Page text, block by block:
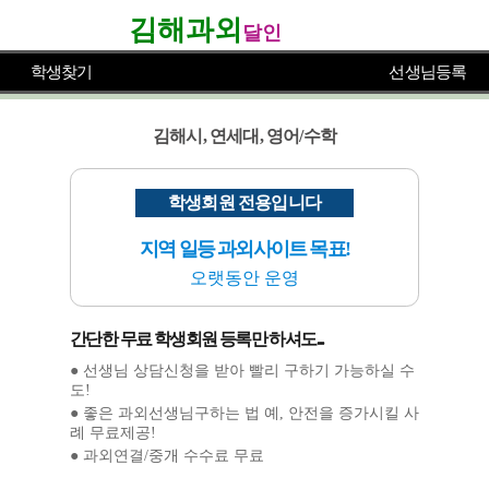
김해과외 달인
학생찾기 선생님등록
김해시, 연세대, 영어/수학
학생회원 전용입니다
지역 일등 과외사이트 목표!
오랫동안 운영
간단한 무료 학생회원 등록만 하셔도...
● 선생님 상담신청을 받아 빨리 구하기 가능하실 수
도!
● 좋은 과외선생님구하는 법 예, 안전을 증가시킬 사
례 무료제공!
● 과외연결/중개 수수료 무료